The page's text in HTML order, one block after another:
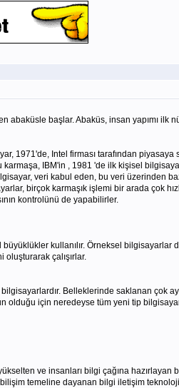
abaküsle başlar. Abaküs, insan yapımı
1971'de, Intel firması tarafından
IBM'in , 1981 'de ilk kişisel
veri kabul eden, bu veri üzerinden
birçok karmaşık işlemi bir arada çok
kontrolünü de yapabilirler.
kullanılır. Örneksel
çalışırlar.
Belleklerinde saklanan çok
için neredeyse tüm yeni tip
ve insanları bilgi çağına
temeline dayanan bilgi iletişim